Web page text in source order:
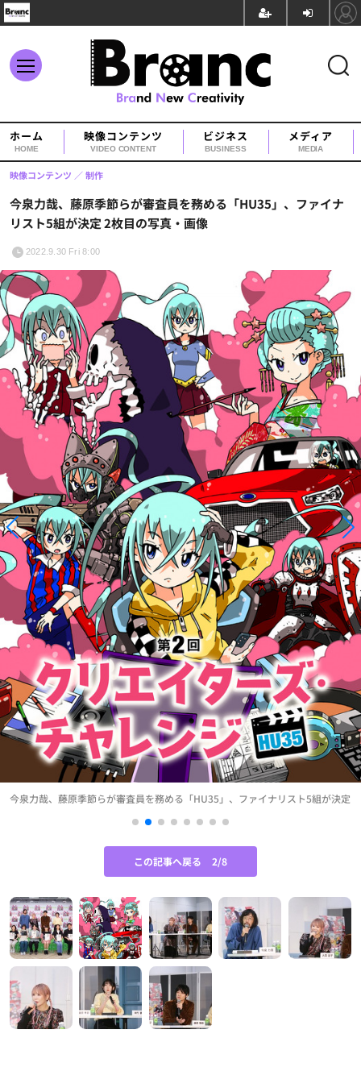
ホーム
HOME
映像コンテンツ
VIDEO CONTENT
ビジネス
BUSINESS
メディア
MEDIA
今泉力哉、藤原季節らが審査員を務める「HU35」、ファイナ
リスト5組が決定 2枚目の写真・画像
映像コンテンツ 制作
2022.9.30 Fri 8:00
今泉力哉、藤原季節らが審査員を務める「HU35」、ファイナリスト5組が決定
この記事へ戻る 2/8